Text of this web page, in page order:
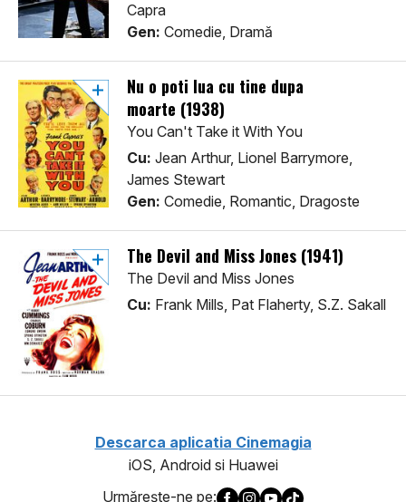
Capra
Gen: Comedie, Dramă
Nu o poti lua cu tine dupa
moarte (1938)
You Can't Take it With You
Cu: Jean Arthur, Lionel Barrymore,
James Stewart
Gen: Comedie, Romantic, Dragoste
The Devil and Miss Jones (1941)
The Devil and Miss Jones
Cu: Frank Mills, Pat Flaherty, S.Z. Sakall
Descarca aplicatia Cinemagia
iOS, Android si Huawei
Urmăreşte-ne pe: